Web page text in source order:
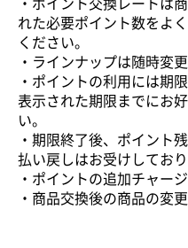
・ポイント交換レートは
れた必要ポイント数をよ
ください。
・ラインナップは随時変
・ポイントの利用には期
表示された期限までにお
い。
・期限終了後、ポイント
払い戻しはお受けしており
・ポイントの追加チャー
・商品交換後の商品の変